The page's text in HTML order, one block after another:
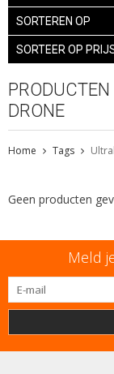
SORTEREN OP
SORTEER OP
DRONE
Home Tags
Geen producten
Meld